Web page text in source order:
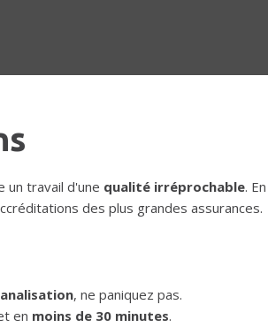
un travail d'une qualité irréprochable.
des plus grandes assurances.
, ne paniquez pas.
en moins de 30 minutes.